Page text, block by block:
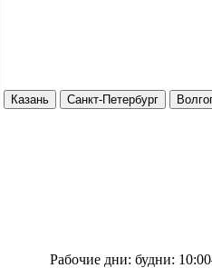
Казань Санкт-Петербург
Рабочие дни: будни: